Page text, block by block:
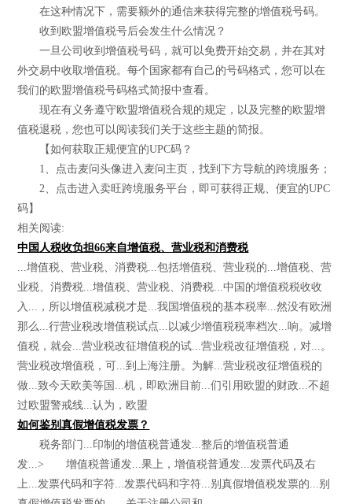
在这种情况下，需要额外的通信来获得完整的增值税号码。
收到欧盟增值税号后会发生什么情况？
一旦公司收到增值税号码，就可以免费开始交易，并在其对
外交易中收取增值税。每个国家都有自己的号码格式，您可以在
我们的欧盟增值税号码格式简报中查看。
现在有义务遵守欧盟增值税合规的规定，以及完整的欧盟增
值税退税，您也可以阅读我们关于这些主题的简报。
【如何获取正规便宜的UPC码？
1、点击麦问头像进入麦问主页，找到下方导航的跨境服务；
2、点击进入卖旺跨境服务平台，即可获得正规、便宜的UPC
码】
相关阅读:
中国人税收负担66来自增值税、营业税和消费税
...增值税、营业税、消费税...包括增值税、营业税的...增值税、营
业税、消费税...增值税、营业税、消费税...中国的增值税税收收
入...，所以增值税减税才是...我国增值税的基本税率...然没有欧洲
那么...行营业税改增值税试点...以减少增值税税率档次...响。减增
值税，就会...营业税改征增值税的试...营业税改征增值税，对...。
营业税改增值税，可...到上海注册。为解...营业税改征增值税的
做...致今天欧美等国...机，即欧洲目前...们引用欧盟的财政...不超
过欧盟警戒线...认为，欧盟
如何鉴别真假增值税发票？
税务部门...印制的增值税普通发...整后的增值税普通
发...> 增值税普通发...果上，增值税普通发...发票代码及右
上...发票代码和字符...发票代码和字符...别真假增值税发票的...别